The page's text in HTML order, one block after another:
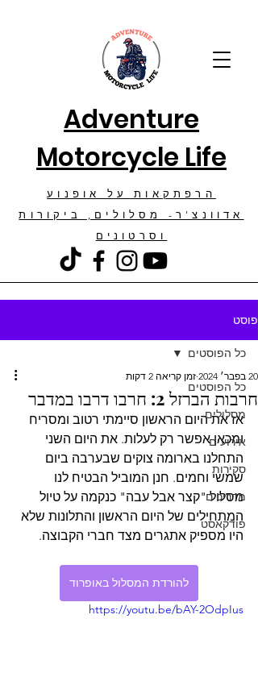
Adventure
Motorcycle Life
הרפתקאות על אופנוע
אדוונצ'ר- מסלולים, ביקורות
וסרטונים
פוסט
כל הפוסטים
מסלולים
אירועים
סקירות
מדריכים
פודקאסט
כל הפוסטים
חרבות הברזל 2: חרבו דרבו במדבר
20 בפבר׳ 2024 זמן קריאה 2 דקות
אז את היום הראשון סיימתי רטוב ומסריח
ומכאן אפשר רק לעלות. את היום השני
התחלנו בארומה צוקים שבערבה ביום
שמשי וחמים. חנן המוביל הבטיח לנו
מסלול "קצר אבל עבה" כנקמה על טיול
המתחילים של היום הראשון והתלונות שלא
היו מספיק אתגרים מצד חברי הקבוצה.
להורדת המסלול באופרוד
https://youtu.be/bAY-2OdpIus